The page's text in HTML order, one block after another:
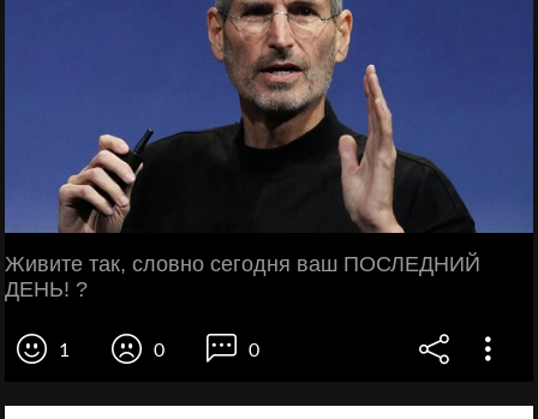
Живите так, словно сегодня ваш ПОСЛЕДНИЙ
ДЕНЬ! ?
1 0 0